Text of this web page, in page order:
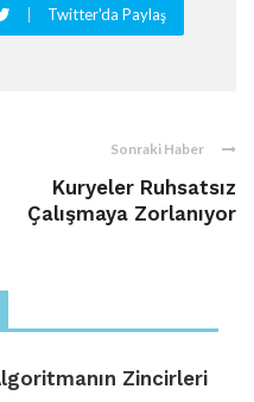
Twitter'da Paylaş
Sonraki Haber
Kuryeler Ruhsatsız
Çalışmaya Zorlanıyor
Zincirleri